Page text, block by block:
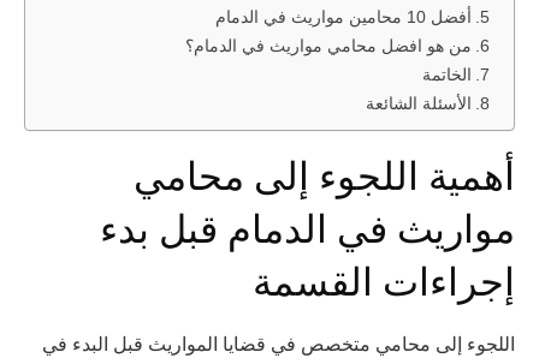
أفضل 10 محامين مواريث في الدمام
من هو افضل محامي مواريث في الدمام؟
الخاتمة
الأسئلة الشائعة
أهمية اللجوء إلى محامي
مواريث في الدمام قبل بدء
إجراءات القسمة
اللجوء إلى محامي متخصص في قضايا المواريث قبل البدء في